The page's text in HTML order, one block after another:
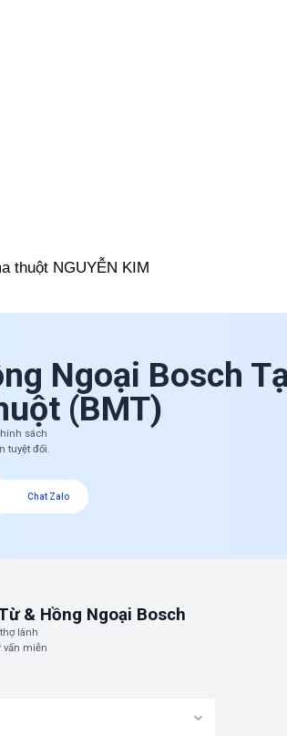
thuột NGUYỄN KIM
Ngoại Bosch
(BMT)
sách
tuyệt đối.
Chat Zalo
& Hồng Ngoại Bosch
lành
vấn miễn